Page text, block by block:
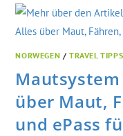
NORWEGEN /TRAVEL TIPPS
über Maut,
und ePass